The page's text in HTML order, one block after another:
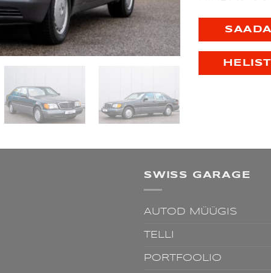
SWISS GARAGE
AUTOD MÜÜGIS
TELLI
PORTFOOLIO